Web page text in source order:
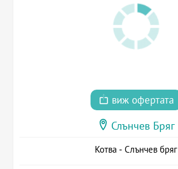
виж офертата
Слънчев Бряг
Котва - Слънчев бряг